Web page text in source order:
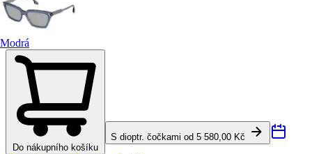
Modrá
Do nákupního košíku
S dioptr. čočkami od 5 580,00 Kč